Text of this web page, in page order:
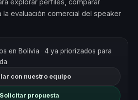
explorar perfiles, comparar
la evaluación comercial del speaker
en Bolivia · 4 ya priorizados para
con nuestro equipo
Solicitar propuesta